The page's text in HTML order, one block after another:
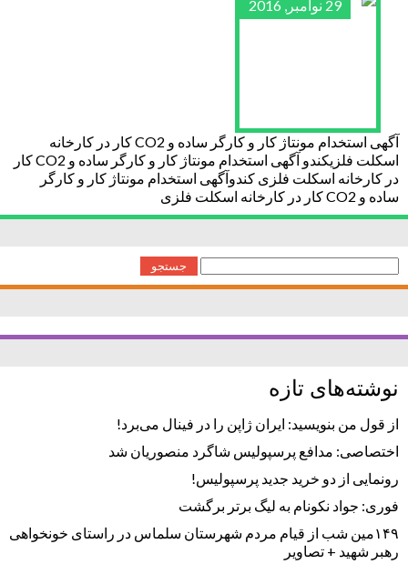
29 نوامبر, 2016
آگهی استخدام مونتاژ کار و کارگر ساده و CO2 کار در کارخانه
اسکلت فلزیکندو آگهی استخدام مونتاژ کار و کارگر ساده و CO2 کار
در کارخانه اسکلت فلزی کندوآگهی استخدام مونتاژ کار و کارگر
ساده و CO2 کار در کارخانه اسکلت فلزی
جستجو
برای:
نوشته‌های تازه
از قول من بنویسید: ایران ژاپن را در فینال می‌برد!
اختصاصی: مدافع پرسپولیس شاگرد منصوریان شد
رونمایی از دو خرید جدید پرسپولیس!
فوری: جواد نکونام به لیگ برتر برگشت
۱۴۹مین شب از قیام مردم شهرستان سلماس در راستای خونخواهی
رهبر شهید + تصاویر